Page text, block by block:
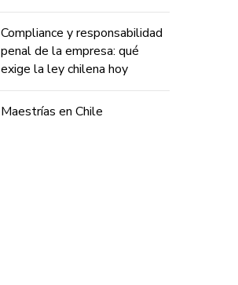
Compliance y responsabilidad
penal de la empresa: qué
exige la ley chilena hoy
Maestrías en Chile